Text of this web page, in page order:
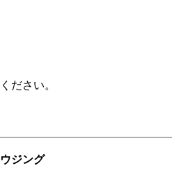
ださい。
ジング